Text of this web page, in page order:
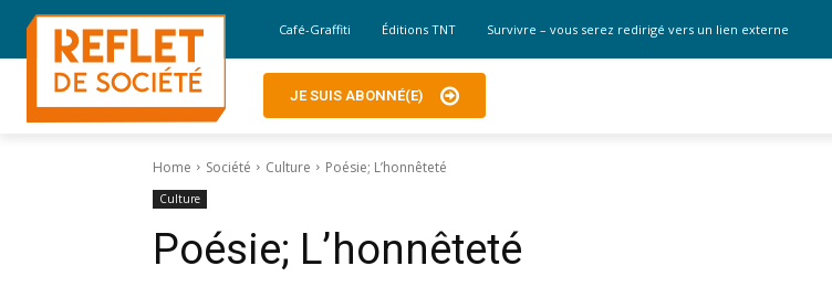
Café-Graffiti Éditions TNT Survivre – vous serez redirigé vers un lien externe
JE SUIS ABONNÉ(E)
Home Société Culture Poésie; L’honnêteté
Culture
Poésie; L’honnêteté